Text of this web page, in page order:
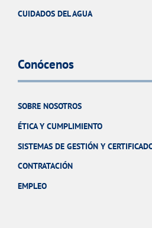
CUIDADOS DEL AGUA
Conócenos
SOBRE NOSOTROS
ÉTICA Y CUMPLIMIENTO
SISTEMAS DE GESTIÓN Y
CONTRATACIÓN
EMPLEO